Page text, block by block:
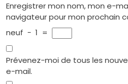
Enregistrer mon nom, mon e-
navigateur pour mon prochain
neuf − 1 =
Prévenez-moi de tous les
e-mail.